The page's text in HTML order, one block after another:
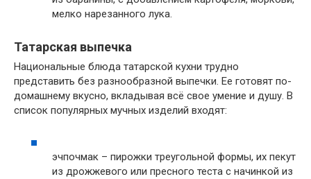
мелко нарезанного лука.
Татарская выпечка
Национальные блюда татарской кухни трудно
представить без разнообразной выпечки. Ее готовят по-
домашнему вкусно, вкладывая всё свое умение и душу. В
список популярных мучных изделий входят:
эчпочмак – пирожки треугольной формы, их пекут
из дрожжевого или пресного теста с начинкой из